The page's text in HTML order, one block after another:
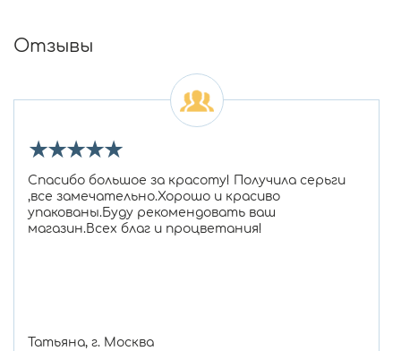
Отзывы
★★★★★
Спасибо большое за красоту! Получила серьги
,все замечательно.Хорошо и красиво
упакованы.Буду рекомендовать ваш
магазин.Всех благ и процветания!
Татьяна, г. Москва